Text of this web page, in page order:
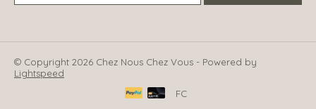
© Copyright 2026 Chez Nous Chez Vous - Powered by
Lightspeed
FC